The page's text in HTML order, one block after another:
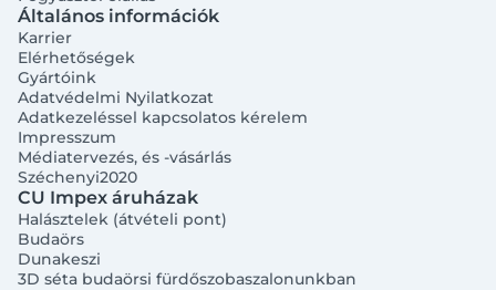
Általános információk
Karrier
Elérhetőségek
Gyártóink
Adatvédelmi Nyilatkozat
Adatkezeléssel kapcsolatos kérelem
Impresszum
Médiatervezés, és -vásárlás
Széchenyi2020
CU Impex áruházak
Halásztelek (átvételi pont)
Budaörs
Dunakeszi
3D séta budaörsi fürdőszobaszalonunkban